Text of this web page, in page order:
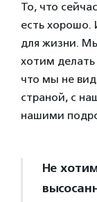
То, что
есть
для жизни.
хотим делать
что мы не
страной, с
нашими
Не